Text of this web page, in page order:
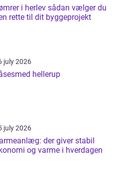
i herlev sådan vælger du
rette til dit byggeprojekt
july 2026
hellerup
july 2026
der giver stabil
og varme i hverdagen